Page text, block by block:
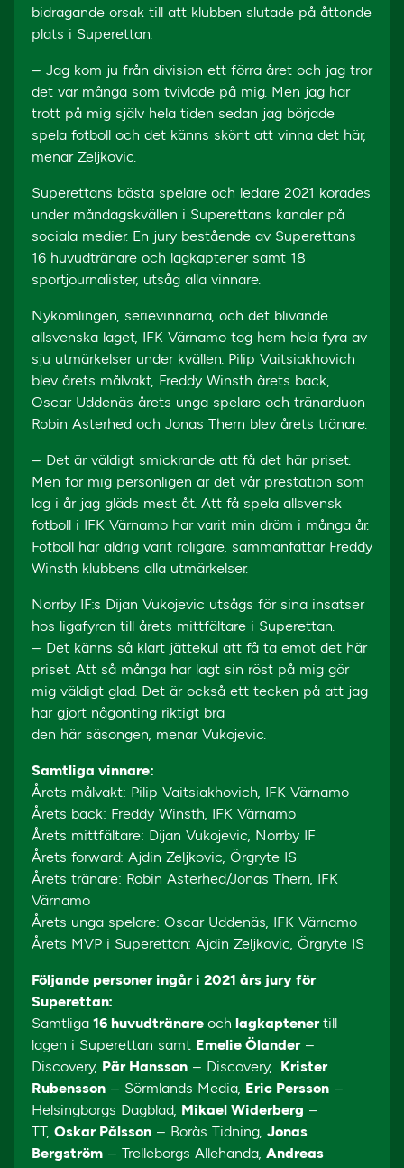
bidragande orsak till att klubben slutade på åttonde
plats i Superettan.
– Jag kom ju från division ett förra året och jag tror
det var många som tvivlade på mig. Men jag har
trott på mig själv hela tiden sedan jag började
spela fotboll och det känns skönt att vinna det här,
menar Zeljkovic.
Superettans bästa spelare och ledare 2021 korades
under måndagskvällen i Superettans kanaler på
sociala medier. En jury bestående av Superettans
16 huvudtränare och lagkaptener samt 18
sportjournalister, utsåg alla vinnare.
Nykomlingen, serievinnarna, och det blivande
allsvenska laget, IFK Värnamo tog hem hela fyra av
sju utmärkelser under kvällen. Pilip Vaitsiakhovich
blev årets målvakt, Freddy Winsth årets back,
Oscar Uddenäs årets unga spelare och tränarduon
Robin Asterhed och Jonas Thern blev årets tränare.
– Det är väldigt smickrande att få det här priset.
Men för mig personligen är det vår prestation som
lag i år jag gläds mest åt. Att få spela allsvensk
fotboll i IFK Värnamo har varit min dröm i många år.
Fotboll har aldrig varit roligare, sammanfattar Freddy
Winsth klubbens alla utmärkelser.
Norrby IF:s Dijan Vukojevic utsågs för sina insatser
hos ligafyran till årets mittfältare i Superettan.
– Det känns så klart jättekul att få ta emot det här
priset. Att så många har lagt sin röst på mig gör
mig väldigt glad. Det är också ett tecken på att jag
har gjort någonting riktigt bra
den här säsongen, menar Vukojevic.
Samtliga vinnare:
Årets målvakt: Pilip Vaitsiakhovich, IFK Värnamo
Årets back: Freddy Winsth, IFK Värnamo
Årets mittfältare: Dijan Vukojevic, Norrby IF
Årets forward: Ajdin Zeljkovic, Örgryte IS
Årets tränare: Robin Asterhed/Jonas Thern, IFK
Värnamo
Årets unga spelare: Oscar Uddenäs, IFK Värnamo
Årets MVP i Superettan: Ajdin Zeljkovic, Örgryte IS
Följande personer ingår i 2021 års jury för
Superettan:
Samtliga 16 huvudtränare och lagkaptenertill
lagen i Superettan samt Emelie Ölander–
Discovery, Pär Hansson – Discovery, Krister
Rubensson – Sörmlands Media, Eric Persson –
Helsingborgs Dagblad, Mikael Widerberg –
TT, Oskar Pålsson – Borås Tidning, Jonas
Bergström – Trelleborgs Allehanda, Andreas